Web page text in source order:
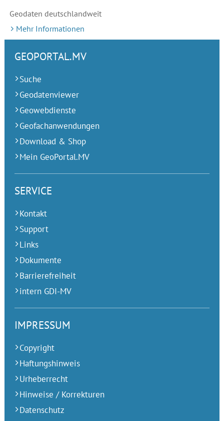
Geodaten deutschlandweit
Mehr Informationen
GEOPORTAL.MV
Suche
Geodatenviewer
Geowebdienste
Geofachanwendungen
Download & Shop
Mein GeoPortal.MV
SERVICE
Kontakt
Support
Links
Dokumente
Barrierefreiheit
intern GDI-MV
IMPRESSUM
Copyright
Haftungshinweis
Urheberrecht
Hinweise / Korrekturen
Datenschutz